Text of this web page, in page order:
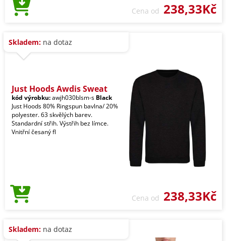
Cena od 238,33Kč
Skladem: na dotaz
Just Hoods Awdis Sweat
kód výrobku:awjh030blsm-s Black
Just Hoods 80% Ringspun bavlna/ 20%
polyester. 63 skvělých barev.
Standardní střih. Výstřih bez límce.
Vnitřní česaný fl
Cena od 238,33Kč
Skladem: na dotaz